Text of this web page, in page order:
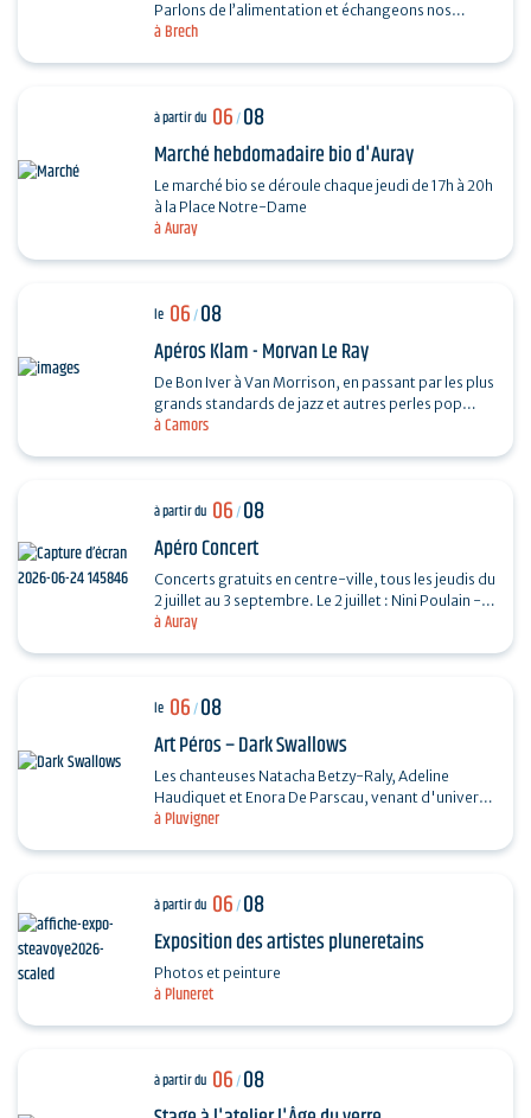
à Brech
Parlons de l’alimentation et échangeons nos
recettes autour de la galette. Fabrication, cuisson
à Auray
à partir du 06/08
Marché hebdomadaire bio d'Auray
Le marché bio se déroule chaque jeudi de 17h à 20h
à la Place Notre-Dame
à Camors
le 06/08
Apéros Klam - Morvan Le Ray
De Bon Iver à Van Morrison, en passant par les plus
grands standards de jazz et autres perles pop
folk, Mo chante, accompagné de sa guitare et de
à Auray
à partir du 06/08
Apéro Concert
Concerts gratuits en centre-ville, tous les jeudis du
2 juillet au 3 septembre. Le 2 juillet : Nini Poulain -
Chanson française et Taylor Trio - Soul…
à Pluvigner
le 06/08
Art Péros – Dark Swallows
Les chanteuses Natacha Betzy-Raly, Adeline
Haudiquet et Enora De Parscau, venant d'univers
musicaux très différents, composent ensemble un
à Pluneret
à partir du 06/08
Exposition des artistes pluneretains
Photos et peinture
à partir du 06/08